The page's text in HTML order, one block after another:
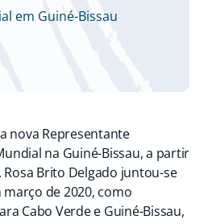
em Guiné-Bissau
nova Representante
na Guiné-Bissau, a partir
Rosa Brito Delgado juntou-se
de 2020, como
Cabo Verde e Guiné-Bissau,